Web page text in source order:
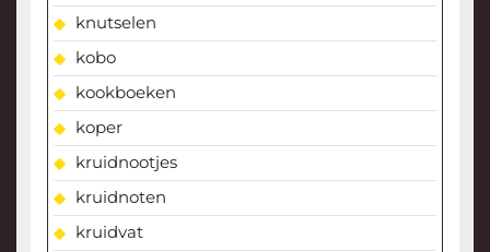
knutselen
kobo
kookboeken
koper
kruidnootjes
kruidnoten
kruidvat